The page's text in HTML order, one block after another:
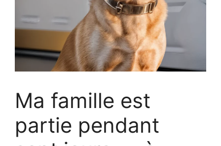
Ma famille est
partie pendant